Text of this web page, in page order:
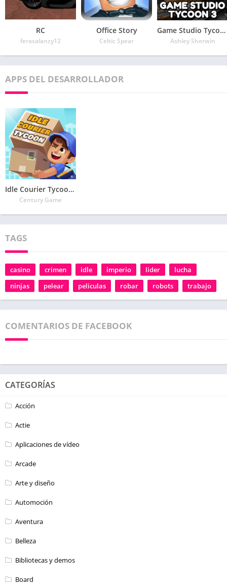
RC
ferasalanzy12
Office Story
Celtic Spear
Game Studio Tycoon 3
Ashley Sherwin
APPS DEL DESARROLLADOR
Idle Courier Tycoon – 3D Business Manager
Century Game
TAGS
casino crimen idle imperio lider
lucha
ninjas
pelear peliculas robar robots trabajo
COMENTARIOS DE FACEBOOK
CATEGORÍAS
Acción
Actie
Aplicaciones de vídeo
Arcade
Arte y diseño
Automoción
Aventura
Belleza
Bibliotecas y demos
Board